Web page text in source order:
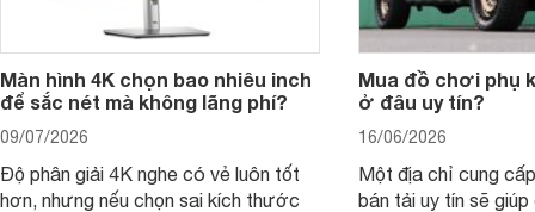
Màn hình 4K chọn bao nhiêu inch
để sắc nét mà không lãng phí?
09/07/2026
Độ phân giải 4K nghe có vẻ luôn tốt
hơn, nhưng nếu chọn sai kích thước
Mua đồ chơi phụ
ở đâu uy tín?
16/06/2026
Một địa chỉ cung
bán tải uy tín sẽ